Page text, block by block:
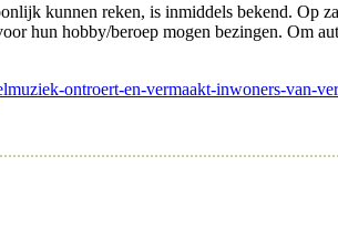
kunnen reken, is inmiddels bekend. Op
hun hobby/beroep mogen bezingen. Om
ontroert-en-vermaakt-inwoners-van-